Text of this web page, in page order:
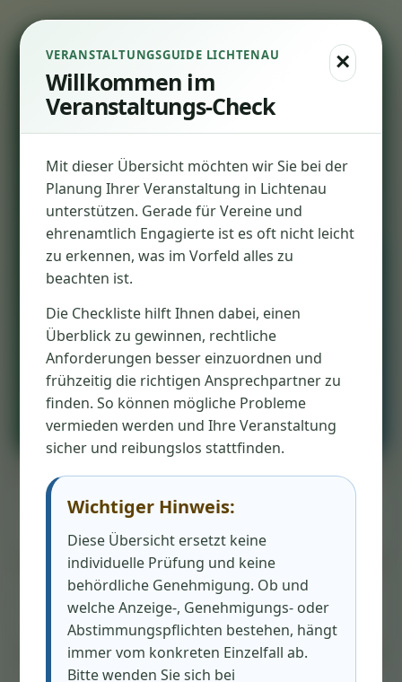
VERANSTALTUNGSGUIDE LICHTENAU
Willkommen im
Veranstaltungs-Check
×
Mit dieser Übersicht möchten wir Sie bei der
Planung Ihrer Veranstaltung in Lichtenau
unterstützen. Gerade für Vereine und
ehrenamtlich Engagierte ist es oft nicht leicht
zu erkennen, was im Vorfeld alles zu
beachten ist.
Die Checkliste hilft Ihnen dabei, einen
Überblick zu gewinnen, rechtliche
Anforderungen besser einzuordnen und
frühzeitig die richtigen Ansprechpartner zu
finden. So können mögliche Probleme
vermieden werden und Ihre Veranstaltung
sicher und reibungslos stattfinden.
Wichtiger Hinweis:
Diese Übersicht ersetzt keine
individuelle Prüfung und keine
behördliche Genehmigung. Ob und
welche Anzeige-, Genehmigungs- oder
Abstimmungspflichten bestehen, hängt
immer vom konkreten Einzelfall ab.
Bitte wenden Sie sich bei
Veranstaltungsguide der Gemeinde Lichtenau
Was muss ich für
meine Veranstaltung
beachten?
Ein einfacher Selbstcheck für Vereine,
Initiativen und Veranstalter. Klicken Sie an,
was auf Ihre Veranstaltung zutrifft – am Ende
erhalten Sie eine persönliche To-do-Liste.
🖨️ Druckbar
Ergebnisliste als Checkliste ausgeben.
📬 Kontaktfähig
E-Mail-Adressen und Anlaufstellen direkt sichtbar.